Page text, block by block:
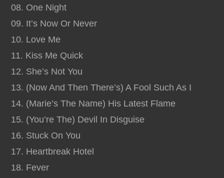
08. One Night
09. It’s Now Or Never
10. Love Me
11. Kiss Me Quick
12. She’s Not You
13. (Now And Then There’s) A Fool Such As I
14. (Marie’s The Name) His Latest Flame
15. (You’re The) Devil In Disguise
16. Stuck On You
17. Heartbreak Hotel
18. Fever